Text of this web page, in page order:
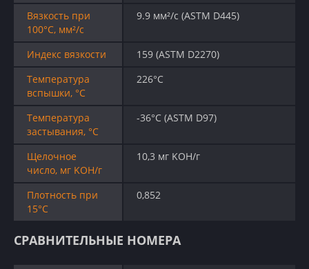
Вязкость при
100°C, мм²/с
9.9 мм²/с (ASTM D445)
Индекс вязкости
159 (ASTM D2270)
Температура
вспышки, °C
226°C
Температура
застывания, °C
-36°C (ASTM D97)
Щелочное
число, мг KOH/г
10,3 мг KOH/г
Плотность при
15°C
0,852
СРАВНИТЕЛЬНЫЕ НОМЕРА